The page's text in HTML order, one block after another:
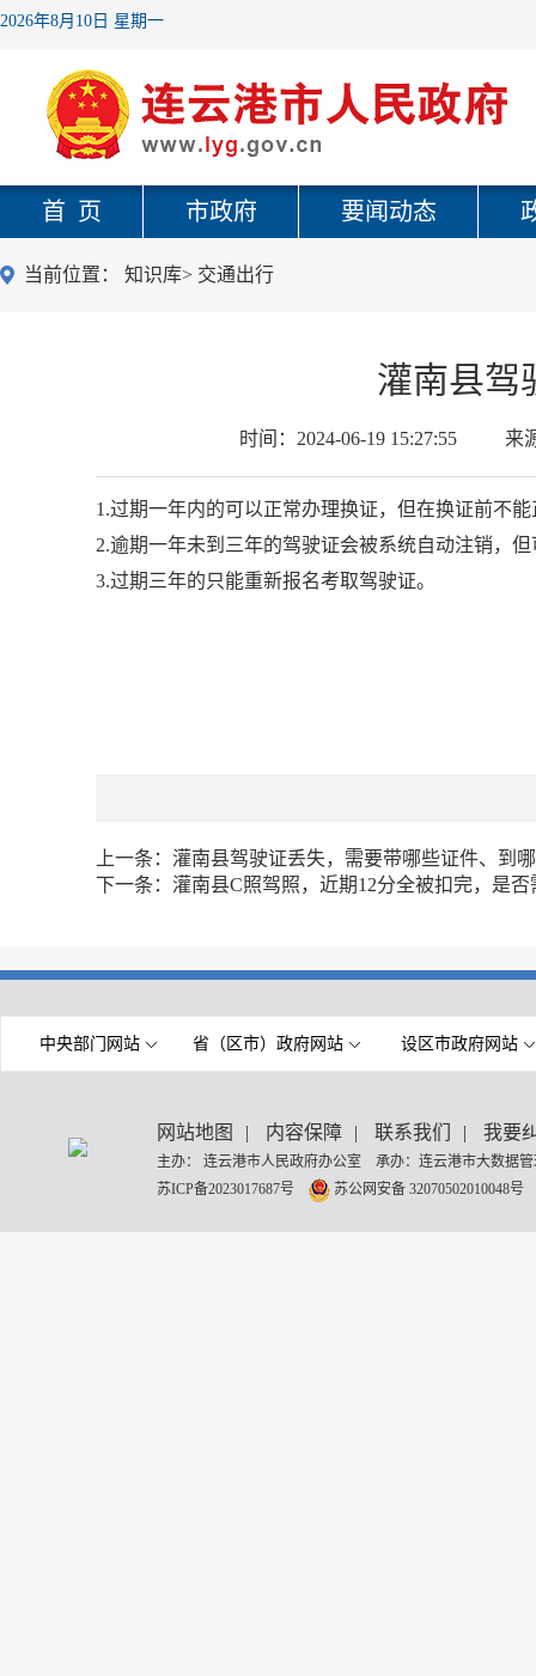
2026年8月10日 星期一
首 页 市政府 要闻动态
当前位置： 知识库> 交通出行
灌南县驾
时间： 2024-06-19 15:27:55 来
1.过期一年内的可以正常办理换证，但在换证前不
2.逾期一年未到三年的驾驶证会被系统自动注销，
3.过期三年的只能重新报名考取驾驶证。
上一条： 灌南县驾驶证丢失，需要带哪些证件、到
下一条： 灌南县C照驾照，近期12分全被扣完，是
中央部门网站 省（区市）政府网站 设区市政府网站
网站地图 | 内容保障 | 联系我们 | 我要
主办： 连云港市人民政府办公室 承办：连云港市大数据
苏ICP备2023017687号
苏公网安备 32070502010048号